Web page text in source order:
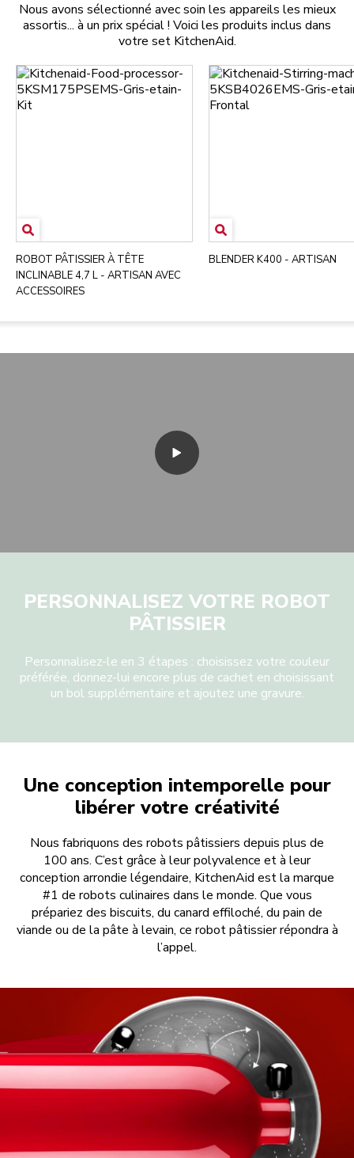
Nous avons sélectionné avec soin les appareils les mieux
assortis... à un prix spécial ! Voici les produits inclus dans
votre set KitchenAid.
ROBOT PÂTISSIER À TÊTE
INCLINABLE 4,7 L - ARTISAN AVEC
ACCESSOIRES
BLENDER K400 - ARTISAN
PERSONNALISEZ VOTRE ROBOT
PÂTISSIER
Personnalisez-le en 3 étapes : choisissez votre couleur
préférée, donnez-lui encore plus de cachet en choisissant
un bol supplémentaire et ajoutez une gravure.
Une conception intemporelle pour
libérer votre créativité
Nous fabriquons des robots pâtissiers depuis plus de
100 ans. C’est grâce à leur polyvalence et à leur
conception arrondie légendaire, KitchenAid est la marque
#1 de robots culinaires dans le monde. Que vous
prépariez des biscuits, du canard effiloché, du pain de
viande ou de la pâte à levain, ce robot pâtissier répondra à
l’appel.